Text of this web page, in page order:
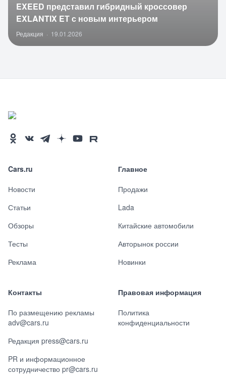
EXEED представил гибридный кроссовер
EXLANTIX EТ с новым интерьером
Редакция · 19.01.2026
Cars.ru
Новости
Статьи
Обзоры
Тесты
Реклама
Главное
Продажи
Lada
Китайские автомобили
Авторынок россии
Новинки
Контакты
По размещению рекламы
adv@cars.ru
Редакция press@cars.ru
PR и информационное
сотрудничество pr@cars.ru
Правовая информация
Политика
конфиденциальности